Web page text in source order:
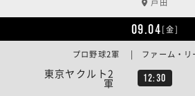
09.04[金]
東京ヤクルト2
軍 12:30
プロ野球2軍 | ファーム・リ